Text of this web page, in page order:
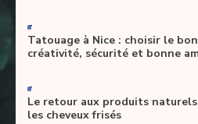
-
Tatouage à Nice : choisir le
créativité, sécurité et bonne
-
Le retour aux produits
les cheveux frisés